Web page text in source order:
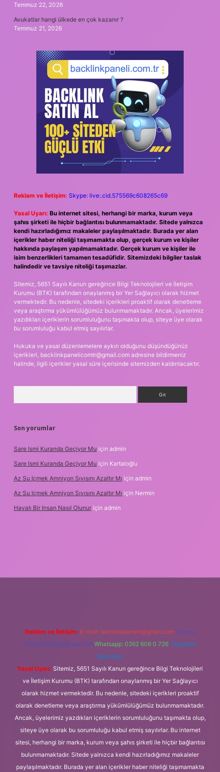
Temmuz 22, 2026
Avukatlar hangi ülkede en çok kazanır ?
Temmuz 21, 2026
Reklam ve İletişim: Skype: live:.cid.575569c608265c69
Yasal Uyarı: Bu internet sitesi, herhangi bir marka, kurum veya
şahıs şirketi ile hiçbir bağlantısı bulunmamaktadır. Sitede yalnızca
kendi hazırladığımız makaleler paylaşılmaktadır. Burada yer alan
içerikler haber niteliği taşımamakta olup, gerçek kurum ve kişiler
hakkında paylaşım yapılmamaktadır. Gerçek kurum ve kişiler ile
isim benzerlikleri tamamen tesadüfidir. Sitemizdeki bilgiler taslak
halindedir ve tavsiye niteliği taşımazlar.
Sitemiz, 5651 Sayılı Kanun gereğince Bilgi Teknolojileri ve İletişim
Kurumu (BTK) tarafından onaylanmış bir Yer Sağlayıcı olarak hizmet
vermektedir. Bu nedenle, sitedeki içerikleri proaktif olarak denetleme
veya araştırma yükümlülüğümüz bulunmamaktadır. Ancak, üyelerimiz
yazdıkları içeriklerin sorumluluğunu taşımakta olup, siteye üye olarak
bu sorumluluğu kabul etmiş sayılırlar.
Hukuka ve yasal düzenlemelere aykırı olduğunu düşündüğünüz
içerikleri, backlinkpanelicomtr@gmail.com adresine bildirmeniz
halinde, ilgili içerikler yasal süre içerisinde sitemizden kaldırılacaktır.
Son yorumlar
Sare Ismi Kuranda Geçiyor Mu için admin
Sare Ismi Kuranda Geçiyor Mu için Kartaloğlu
Az Su Içmek Amniyon Sıvısını Azaltır Mı için admin
Az Su Içmek Amniyon Sıvısını Azaltır Mı için Nermin
Havalı Bir Insan Nasıl Olunur için admin
Reklam ve İletişim: E-mail: backlinkpaneli@gmail.com Teams:
forumhizmeti@gmail.com Whatsapp: 0262 606 0 726 Telegram:
@karabul
Yasal Uyarı: Sitemiz, 5651 Sayılı Kanun gereğince Bilgi Teknolojileri
ve İletişim Kurumu (BTK) tarafından onaylanmış bir Yer Sağlayıcı
olarak hizmet vermektedir. Bu nedenle, sitedeki içerikleri proaktif
olarak denetleme veya araştırma yükümlülüğümüz bulunmamaktadır.
Ancak, üyelerimiz yazdıkları içeriklerin sorumluluğunu taşımakta olup,
siteye üye olarak bu sorumluluğu kabul etmiş sayılırlar. Bu internet
sitesi, herhangi bir marka, kurum veya şahıs şirketi ile hiçbir bağlantısı
bulunmamaktadır. Sitede yalnızca kendi hazırladığımız makaleler
paylaşılmaktadır. Burada yer alan içerikler haber niteliği taşımamakta